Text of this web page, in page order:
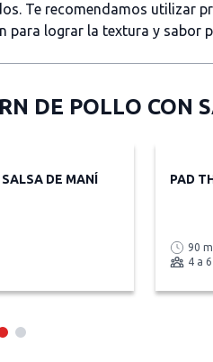
Te recomendamos utilizar
lograr la textura y sabor
DE POLLO CON
DE MANÍ PAD
90
4 a